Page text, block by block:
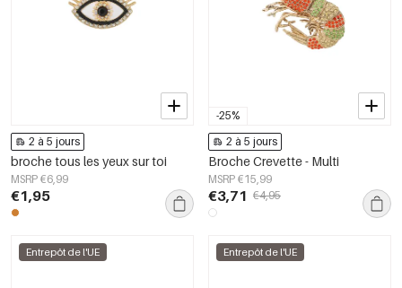
2 à 5 jours
broche tous les yeux sur toi
MSRP €6,99
€1,95
-25%
2 à 5 jours
Broche Crevette - Multi
MSRP €15,99
€3,71 €4,95
Entrepôt de l'UE Entrepôt de l'UE